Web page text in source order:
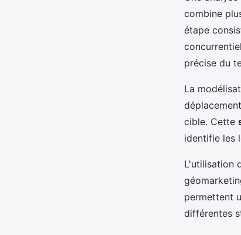
combine
étape
précise du
La
cible. Cette
identifie les
L'utilisation
permettent
différentes